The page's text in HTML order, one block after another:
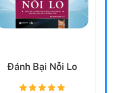
Đánh Bại Nỗi Lo